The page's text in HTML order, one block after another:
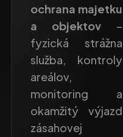
ochrana majetku
a objektov –
fyzická strážna
služba, kontroly
areálov,
monitoring a
okamžitý výjazd
zásahovej